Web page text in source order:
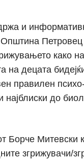
и
Петровец
како
на децата
правилен
најблиски до
Борче Митевски
згрижувачи/